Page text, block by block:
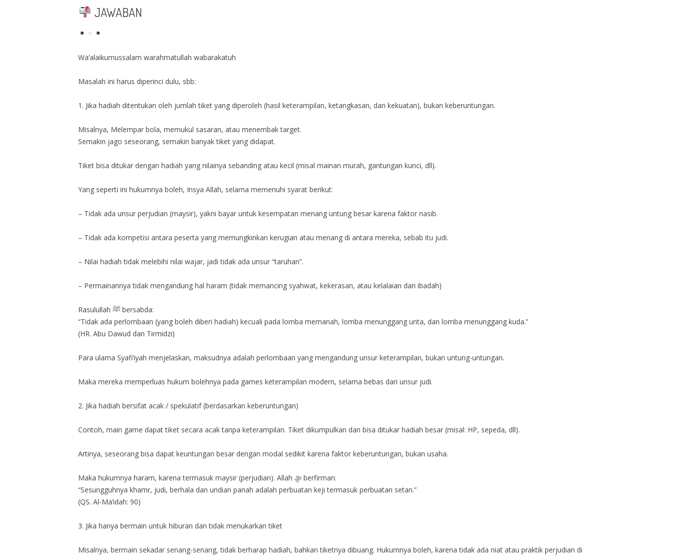
JAWABAN
Wa’alaikumussalam warahmatullah wabarakatuh
Masalah ini harus diperinci dulu, sbb:
1. Jika hadiah ditentukan oleh jumlah tiket yang diperoleh (hasil keterampilan, ketangkasan, dan kekuatan), bukan keberuntungan.
Misalnya, Melempar bola, memukul sasaran, atau menembak target.
Semakin jago seseorang, semakin banyak tiket yang didapat.
Tiket bisa ditukar dengan hadiah yang nilainya sebanding atau kecil (misal mainan murah, gantungan kunci, dll).
Yang seperti ini hukumnya boleh, Insya Allah, selama memenuhi syarat berikut:
– Tidak ada unsur perjudian (maysir), yakni bayar untuk kesempatan menang untung besar karena faktor nasib.
– Tidak ada kompetisi antara peserta yang memungkinkan kerugian atau menang di antara mereka, sebab itu judi.
– Nilai hadiah tidak melebihi nilai wajar, jadi tidak ada unsur “taruhan”.
– Permainannya tidak mengandung hal haram (tidak memancing syahwat, kekerasan, atau kelalaian dari ibadah)
Rasulullah ﷺ bersabda:
“Tidak ada perlombaan (yang boleh diberi hadiah) kecuali pada lomba memanah, lomba menunggang unta, dan lomba menunggang kuda.”
(HR. Abu Dawud dan Tirmidzi)
Para ulama Syafi’iyah menjelaskan, maksudnya adalah perlombaan yang mengandung unsur keterampilan, bukan untung-untungan.
Maka mereka memperluas hukum bolehnya pada games keterampilan modern, selama bebas dari unsur judi.
2. Jika hadiah bersifat acak / spekulatif (berdasarkan keberuntungan)
Contoh, main game dapat tiket secara acak tanpa keterampilan. Tiket dikumpulkan dan bisa ditukar hadiah besar (misal: HP, sepeda, dll).
Artinya, seseorang bisa dapat keuntungan besar dengan modal sedikit karena faktor keberuntungan, bukan usaha.
Maka hukumnya haram, karena termasuk maysir (perjudian). Allah ﷻ berfirman:
“Sesungguhnya khamr, judi, berhala dan undian panah adalah perbuatan keji termasuk perbuatan setan.”
(QS. Al-Ma’idah: 90)
3. Jika hanya bermain untuk hiburan dan tidak menukarkan tiket
Misalnya, bermain sekadar senang-senang, tidak berharap hadiah, bahkan tiketnya dibuang. Hukumnya boleh, karena tidak ada niat atau praktik perjudian di